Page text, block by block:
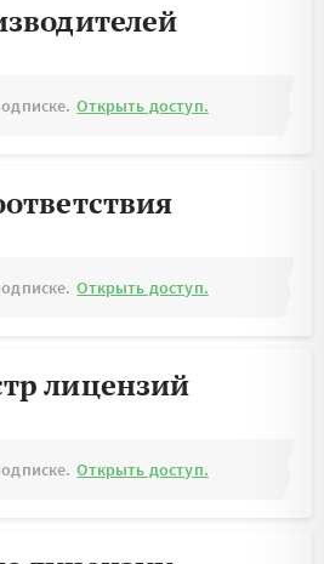
Открыть доступ.
Открыть доступ.
лицензий
Открыть доступ.